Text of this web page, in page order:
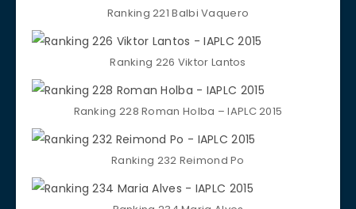
Ranking 221 Balbi Vaquero
Ranking 226 Viktor Lantos
Ranking 228 Roman Holba – IAPLC 2015
Ranking 232 Reimond Po‎